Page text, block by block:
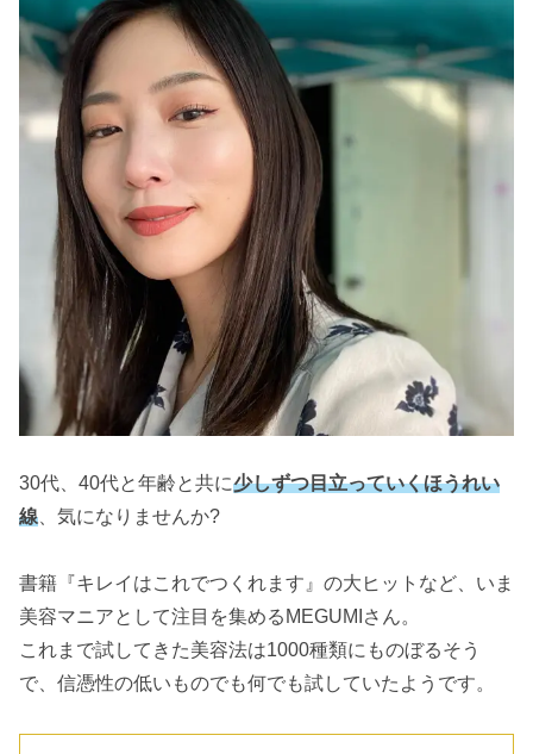
30代、40代と年齢と共に少しずつ目立っていくほうれい
線 、気になりませんか?
書籍『キレイはこれでつくれます』の大ヒットなど、いま
美容マニアとして注目を集めるMEGUMIさん。
これまで試してきた美容法は1000種類にものぼるそう
で、信憑性の低いものでも何でも試していたようです。